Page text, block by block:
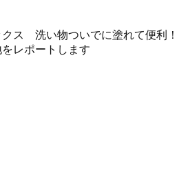
クス 洗い物ついでに塗れて便利！
レポートします